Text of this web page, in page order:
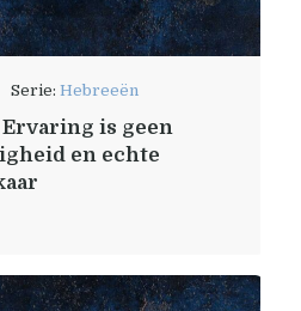
Serie:Hebreeën
Ervaring is geen
en echte